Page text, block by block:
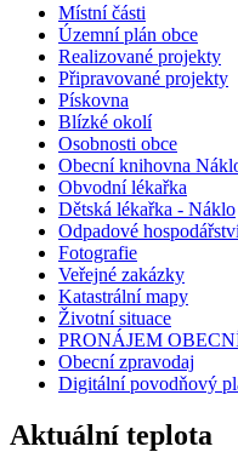
Místní části
Územní plán obce
Realizované projekty
Připravované projekty
Pískovna
Blízké okolí
Osobnosti obce
Obecní knihovna
Obvodní lékařka
Dětská lékařka - Náklo
Odpadové
Fotografie
Veřejné zakázky
Katastrální mapy
Životní situace
PRONÁJEM
Obecní zpravodaj
Digitální povodňový
Aktuální teplota